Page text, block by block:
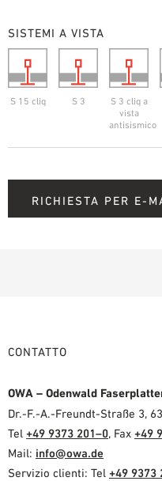
SISTEMI A VISTA
S 15 cliq S 3
S 3 cliq a
vista
antisismico
RICHIESTA PER E-
CONTATTO
OWA – Odenwald
Dr.-F.-A.-Freundt-Straße 3,
Tel +49 9373 201–0, Fax +49
Mail: info@owa.de
Servizio clienti: Tel +49 9373